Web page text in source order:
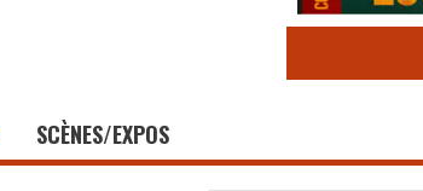
SCÈNES/EXPOS